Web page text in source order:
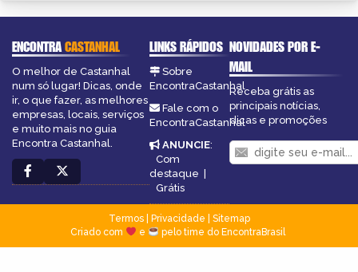
ENCONTRACASTANHAL
O melhor de Castanhal
num só lugar! Dicas, onde
ir, o que fazer, as melhores
empresas, locais, serviços
e muito mais no guia
Encontra Castanhal.
LINKS RÁPIDOS
Sobre
EncontraCastanhal
Fale com o
EncontraCastanhal
ANUNCIE:
Com
destaque
Grátis
NOVIDADES POR E-
MAIL
Receba grátis as
principais notícias,
dicas e promoções
Termos| Privacidade
Sitemap
Criado com
e pelo time do EncontraBrasil